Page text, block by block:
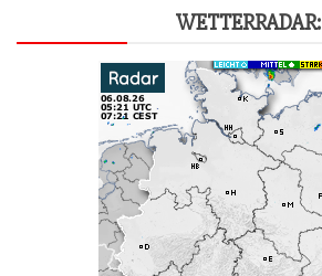
WET­TER­RA­DAR: